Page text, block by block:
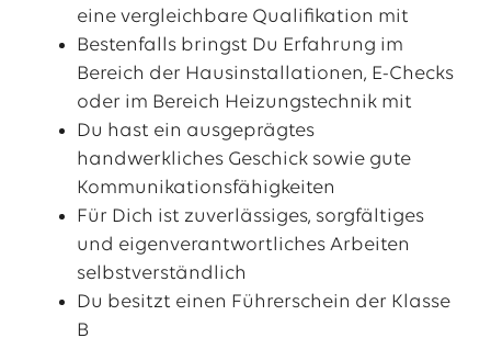
eine vergleichbare Qualifikation mit
Bestenfalls bringst Du Erfahrung im
Bereich der Hausinstallationen, E-Checks
oder im Bereich Heizungstechnik mit
Du hast ein ausgeprägtes
handwerkliches Geschick sowie gute
Kommunikationsfähigkeiten
Für Dich ist zuverlässiges, sorgfältiges
und eigenverantwortliches Arbeiten
selbstverständlich
Du besitzt einen Führerschein der Klasse
B